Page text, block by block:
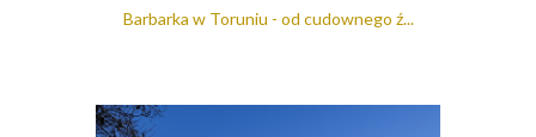
Barbarka w Toruniu - od cudownego ź...